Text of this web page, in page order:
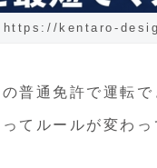
https://kentaro-
普通免許で運転
てルールが変わ